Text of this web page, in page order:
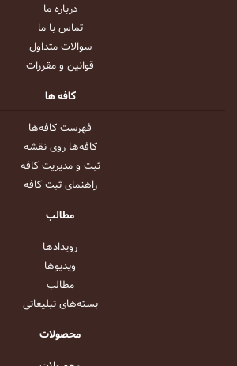
درباره ما
تماس با ما
سوالات متداول
قوانین و مقررات
کافه ها
فهرست کافه‌ها
کافه‌ها روی نقشه
ثبت و مدیریت کافه
راهنمای ثبت کافه
مطالب
رویداد‌ها
ویدیو‌ها
مطالب
بسته‌های تبلیغاتی
محصولات